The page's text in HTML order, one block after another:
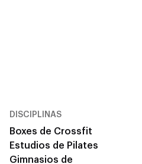
DISCIPLINAS
Boxes de Crossfit
Estudios de Pilates
Gimnasios de